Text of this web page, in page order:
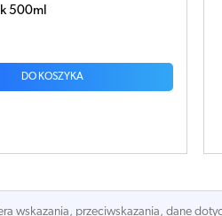
x 30 kapsułek
DO KOSZYKA
wskazania, przeciwskazania, dane